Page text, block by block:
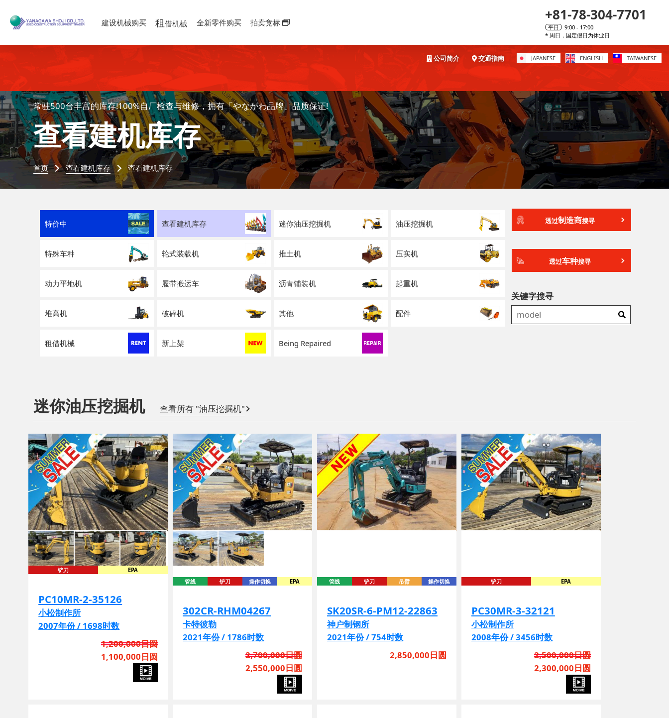
建设机械购买 租借机械 全新零件购买 拍卖竞标 +81-78-304-7701
平日
9:00 - 17:00
* 周日，国定假日为休业日
公司简介 交通指南 JAPANESE ENGLISH TAIWANESE
常驻500台丰富的库存!100%自厂检查与维修，拥有「やながわ品牌」品质保证!
查看建机库存
首页 查看建机库存 查看建机库存
特价中 查看建机库存 迷你油压挖掘机 油压挖掘机
特殊车种 轮式装载机 推土机 压实机
动力平地机 履带搬运车 沥青铺装机 起重机
堆高机 破碎机 其他 配件
租借机械 新上架 Being Repaired
透过制造商搜寻
透过车种搜寻
关键字搜寻
迷你油压挖掘机 查看所有 "油压挖掘机"
铲刀 EPA
PC10MR-2-35126
小松制作所
2007年份 / 1698时数
1,200,000日圆
1,100,000日圆
管线 铲刀 操作切换 EPA
302CR-RHM04267
卡特彼勒
2021年份 / 1786时数
2,700,000日圆
2,550,000日圆
管线 铲刀 吊臂 操作切换
SK20SR-6-PM12-22863
神户制钢所
2021年份 / 754时数
2,850,000日圆
铲刀 EPA
PC30MR-3-32121
小松制作所
2008年份 / 3456时数
2,500,000日圆
2,300,000日圆